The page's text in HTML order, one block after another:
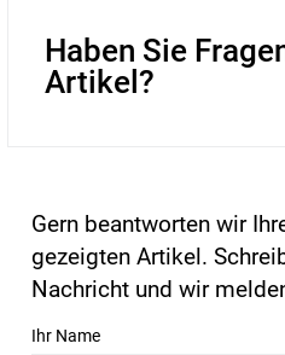
Haben Sie
Artikel?
Gern beantworten wir
gezeigten Artikel.
Nachricht und wir
Ihr Name